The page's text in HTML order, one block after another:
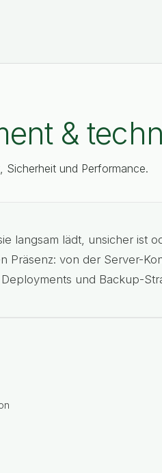
&
Sicherheit und Performance.
langsam lädt, unsicher ist
Präsenz: von der Server-
und Backup-